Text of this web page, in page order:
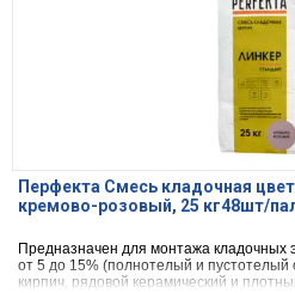
Перфекта Смесь кладочная
кремово-розовый, 25 кг48шт/
Предназначен для монтажа кладочных
от 5 до 15% (полнотелый и пустотелый
кирпич, рядовой керамический и